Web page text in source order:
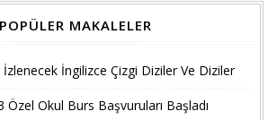
POPÜLER MAKALELER
İngilizce Çizgi Diziler Ve Diziler
Özel Okul Burs Başvuruları Başladı